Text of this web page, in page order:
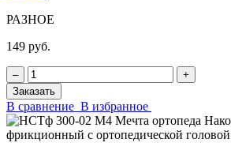
РАЗНОЕ
149 руб.
‒
+
Заказать
В сравнение В избранное